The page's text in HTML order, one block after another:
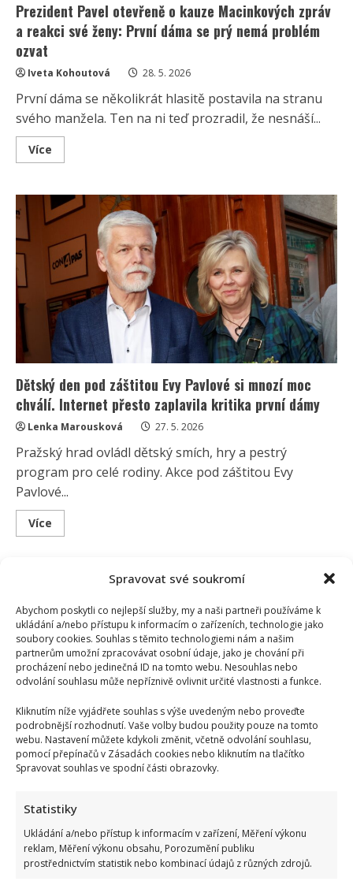
Spravovat své soukromí
Abychom poskytli co nejlepší služby, my a naši partneři používáme k
ukládání a/nebo přístupu k informacím o zařízeních, technologie jako
soubory cookies. Souhlas s těmito technologiemi nám a našim
partnerům umožní zpracovávat osobní údaje, jako je chování při
procházení nebo jedinečná ID na tomto webu. Nesouhlas nebo
odvolání souhlasu může nepříznivě ovlivnit určité vlastnosti a funkce.
Kliknutím níže vyjádřete souhlas s výše uvedeným nebo proveďte
podrobnější rozhodnutí. Vaše volby budou použity pouze na tomto
webu. Nastavení můžete kdykoli změnit, včetně odvolání souhlasu,
pomocí přepínačů v Zásadách cookies nebo kliknutím na tlačítko
Spravovat souhlas ve spodní části obrazovky.
Statistiky
Ukládání a/nebo přístup k informacím v zařízení, Měření výkonu
reklam, Měření výkonu obsahu, Porozumění publiku
prostřednictvím statistik nebo kombinací údajů z různých zdrojů.
Prezident Pavel otevřeně o kauze Macinkových zpráv
a reakci své ženy: První dáma se prý nemá problém
ozvat
Iveta Kohoutová 28. 5. 2026
První dáma se několikrát hlasitě postavila na stranu
svého manžela. Ten na ni teď prozradil, že nesnáší...
Více
more
Pavel
otevřeně
o
kauze
Macinkových
zpráv
a
reakci
své
ženy:
První
dáma
se
prý
nemá
problém
Dětský den pod záštitou Evy Pavlové si mnozí moc
chválí. Internet přesto zaplavila kritika první dámy
Lenka Marousková 27. 5. 2026
Pražský hrad ovládl dětský smích, hry a pestrý
program pro celé rodiny. Akce pod záštitou Evy
Pavlové...
Více
more
Pavlové
si
mnozí
moc
chválí.
Internet
přesto
zaplavila
první
dámy
Elegance spojená s podporou dobré věci: Podle
stylisty vybrala Eva Pavlová na otevření komunitních
Lenka Marousková
V Krabčicích nedaleko Roudnice nad Labem se ve
středu slavnostně otevřely nové komunitní domy